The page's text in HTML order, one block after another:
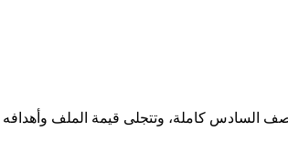
السادس كاملة، وتتجلى قيمة الملف